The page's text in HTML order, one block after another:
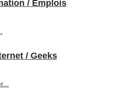
/ Emplois
/ Geeks